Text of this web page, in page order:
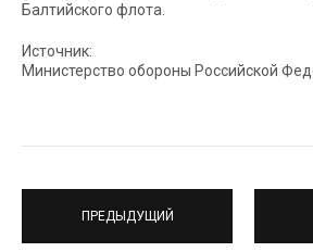
Балтийского флота.
Источник:
Министерство обороны Российской
ПРЕДЫДУЩИЙ